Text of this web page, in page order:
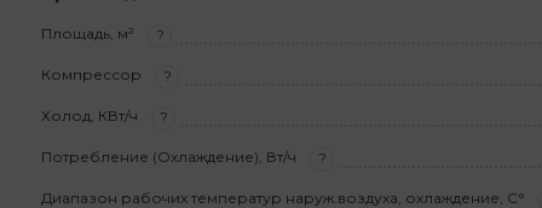
Площадь, м² ?
Компрессор ?
Холод, КВт/ч ?
Потребление (Охлаждение), Вт/ч ?
Диапазон рабочих температур наруж.воздуха, охлаждение, С°